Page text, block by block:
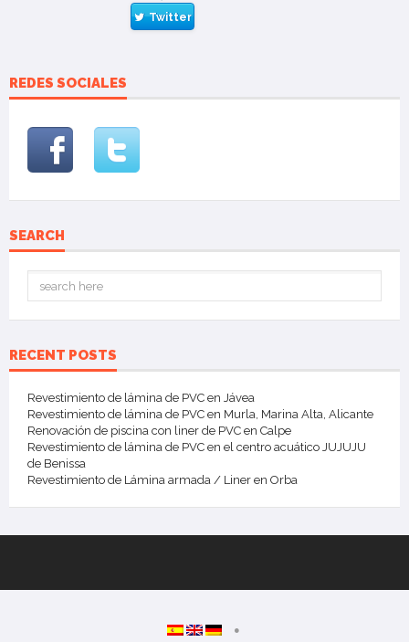
Twitter
REDES SOCIALES
SEARCH
RECENT POSTS
Revestimiento de lámina de PVC en Jávea
Revestimiento de lámina de PVC en Murla, Marina Alta, Alicante
Renovación de piscina con liner de PVC en Calpe
Revestimiento de lámina de PVC en el centro acuático JUJUJU
de Benissa
Revestimiento de Lámina armada / Liner en Orba